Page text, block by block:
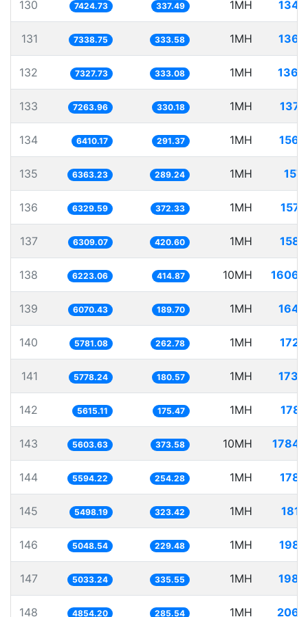
130 7424.73 337.49 1MH
131 7338.75 333.58 1MH
132 7327.73 333.08 1MH
133 7263.96 330.18 1MH
134 6410.17 291.37 1MH
135 6363.23 289.24 1MH
136 6329.59 372.33 1MH
137 6309.07 420.60 1MH
138 6223.06 414.87 10MH
139 6070.43 189.70 1MH
140 5781.08 262.78 1MH
141 5778.24 180.57 1MH
142 5615.11 175.47 1MH
143 5603.63 373.58 10MH
144 5594.22 254.28 1MH
145 5498.19 323.42 1MH
146 5048.54 229.48 1MH
147 5033.24 335.55 1MH
148 4854.20 285.54 1MH